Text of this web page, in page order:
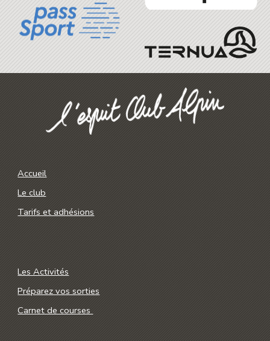
Accueil
Le club
Tarifs et adhésions
Les Activités
Préparez vos sorties
Carnet de courses